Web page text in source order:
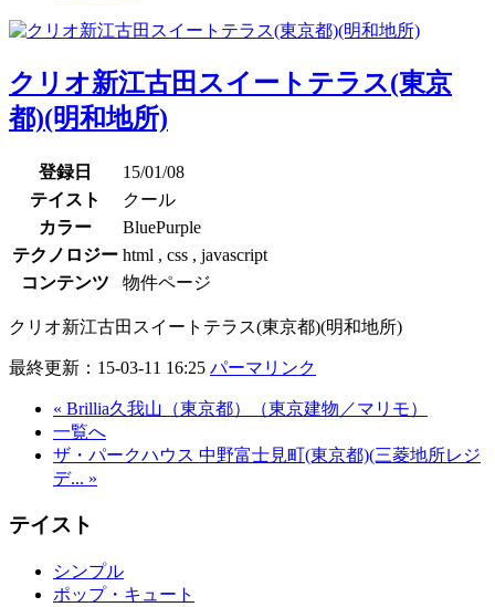
クリオ新江古田スイートテラス(東京
都)(明和地所)
登録日
15/01/08
テイスト
クール
カラー
BluePurple
テクノロジー html , css , javascript
コンテンツ
物件ページ
クリオ新江古田スイートテラス(東京都)(明和地所)
最終更新：15-03-11 16:25 パーマリンク
« Brillia久我山（東京都）（東京建物／マリモ）
一覧へ
ザ・パークハウス 中野富士見町(東京都)(三菱地所レジ
デ... »
テイスト
シンプル
ポップ・キュート